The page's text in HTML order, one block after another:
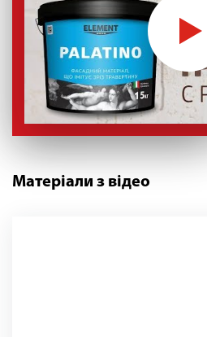
Матеріали з відео